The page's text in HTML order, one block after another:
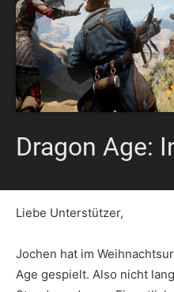
Dragon Age:
Liebe Unterstützer,
Jochen hat im
Age gespielt. Also nicht